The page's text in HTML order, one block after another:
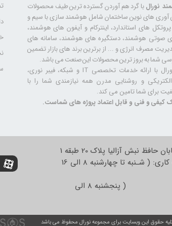
نورالبا گرد هم آوردن گسترده ترین طیف محصولات
آوری های نوین ساختمان شامل هوشمند سازی با سیم و
های استاندارد، اینترکام و آیفون های هوشمند،
صوتی هوشمند، دستگیره های هوشمند، سامانه های
مصرف انرژی و ... از برترین برند های بازار تضمین
شما به بروز ترین محصولات این صنعت می باشد.
همچنین نورال با ارائه خدمات تخصصی IT و شبکه، فیبر نوری،
و روشنایی مدرن همه نیازمندی شما را با
برای شما تامین می کند.
کیفی و فنی و قابل اعتماد پروژه های شماست.
نبش آزالیا پلاک 20 طبقه 1
ســاعات کاری: ( شـنبه تا چهارشنبه 8 الی 16
( پنجشنبه 8 الی
حقوق این وبسایت برای مجموعه نورال محفوظ می باشد